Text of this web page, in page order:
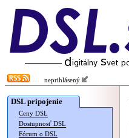
neprihlásený
DSL pripojenie
Ceny DSL
Dostupnosť DSL
Fórum o DSL